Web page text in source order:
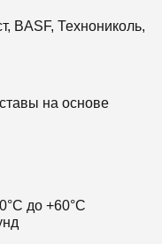
BASF, Технониколь,
на основе
до +60°С